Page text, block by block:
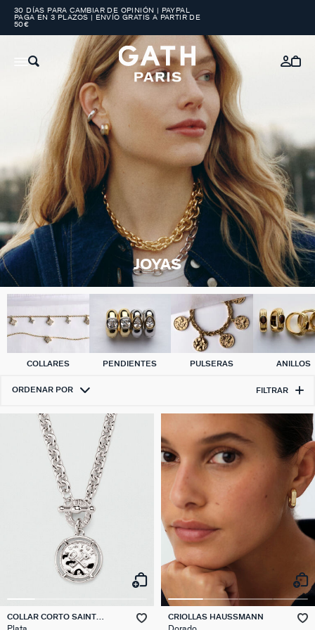
30 DÍAS PARA CAMBIAR DE OPINIÓN | PAYPAL
PAGA EN 3 PLAZOS | ENVÍO GRATIS A PARTIR DE
50€
JOYAS
COLLARES PENDIENTES PULSERAS ANILLOS
ORDENAR POR FILTRAR
COLLAR CORTO SAINT
HONORE
CRIOLLAS HAUSSMANN